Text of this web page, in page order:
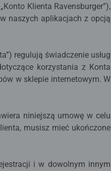
Klienta Ravensburger”),
naszych aplikacjach z opcją
regulują świadczenie usług
korzystania z Konta
w sklepie internetowym. W
niniejszą umowę w celu
musisz mieć ukończone
i w dowolnym innym